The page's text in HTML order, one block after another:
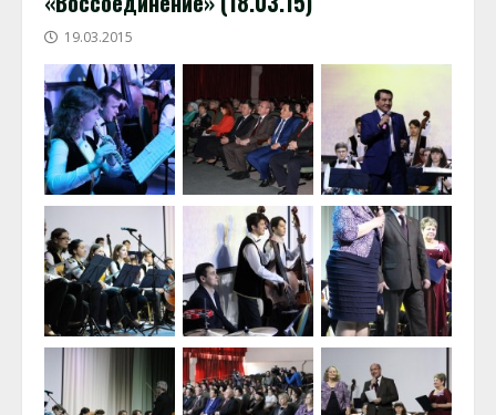
19.03.2015